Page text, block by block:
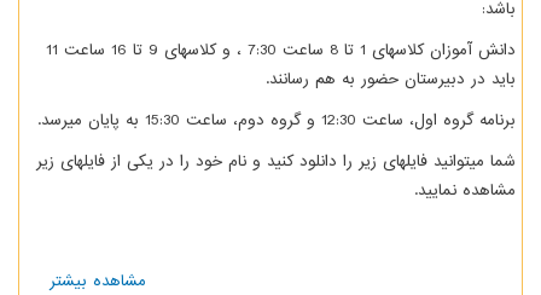
دانش آموزان کلاسهای 1 تا 8 ساعت 7:30 ، و کلاسهای 9 تا 16 ساعت 11
در دبیرستان حضور به هم رسانند.
گروه اول، ساعت 12:30 و گروه دوم، ساعت 15:30 به پایان میرسد.
میتوانید فایلهای زیر را دانلود کنید و نام خود را در یکی از فایلهای زیر
نمایید.
مشاهده بیشتر درباره